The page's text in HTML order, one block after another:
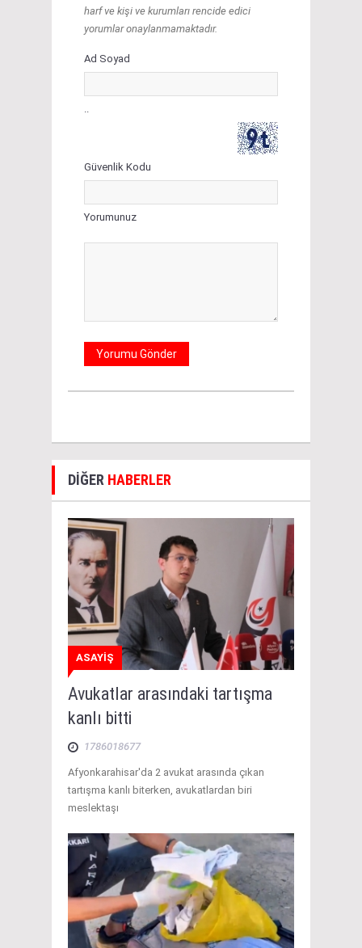
harf ve kişi ve kurumları rencide edici
yorumlar onaylanmamaktadır.
Ad Soyad
Güvenlik Kodu
Yorumunuz
DİĞER HABERLER
ASAYİŞ
Avukatlar arasındaki tartışma
kanlı bitti
1786018677
Afyonkarahisar'da 2 avukat arasında çıkan
tartışma kanlı biterken, avukatlardan biri
meslektaşı